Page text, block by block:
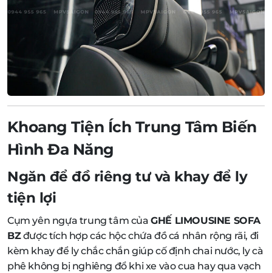
Khoang Tiện Ích Trung Tâm Biến
Hình Đa Năng
Ngăn để đồ riêng tư và khay để ly
tiện lợi
Cụm yên ngựa trung tâm củaGHẾ LIMOUSINE SOFA
BZđược tích hợp các hộc chứa đồ cá nhân rộng rãi, đi
kèm khay để ly chắc chắn giúp cố định chai nước, ly cà
phê không bị nghiêng đổ khi xe vào cua hay qua vạch